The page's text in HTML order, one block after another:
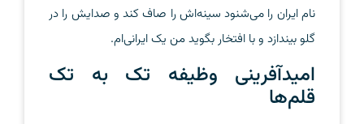
نام ایران را می‌شنود سینه‌اش را صاف کند و صدایش را در
گلو بیندازد و با افتخار بگوید من یک ایرانی‌ام.
امیدآفرینی وظیفه تک به تک
قلم‌ها